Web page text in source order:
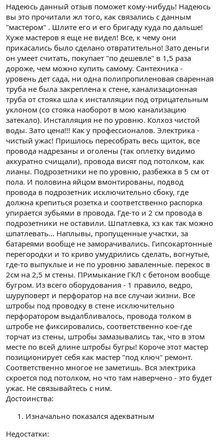
а
Надеюсь данный отзыв поможет кому-нибудь! Надеюсь
вы это прочитали жл того, как связались с данным
"мастером" . Шлите его и его бригаду куда по дальше!
Хуже мастеров я еще не видел! Все, к чему они
прикасались было сделано отвратительно! Зато деньги
он умеет считать, покупает "по дешевле" в 1,5 раза
дороже, чем можно купить самому. Сантехника -
уровень дет сада, ни одна полипропиленовая сваренная
труба не была закреплена к стене, канализационная
труба от стояка шла к инсталляции под отрицательным
уклоном (со стояка наоборот в мою канализацию
затекало). Инсталляция не по уровню. Колхоз чистой
воды. Зато цена!!! Как у профессионалов. Электрика -
чистый ужас! Пришлось пересобрать весь щиток, все
провода надрезаны и оголены (так оплетку видимо
аккуратно счищали), провода висят под потолком, как
лианы. Подрозетники не по уровню, разбежка в 5 см от
пола. И половина яйцом вмонтированы, подвод
провода в подрозетник исключительно сбоку, где
должна крепиться розетка и соответственно распорка
упирается зубьями в провода. Где-то и 2 см провода в
подрозетники не оставили. Шпатлевка, хз как так можно
шпатлевать... Наплывы, пропущенные участки, за
батареями вообще не заморачивались. Гипсокартонные
перегородки и то криво умудрились сделать, вогнутые,
где-то выпуклые и не по уровню заваленные. перекос в
2см на 2,5 м стены. ПРимыкание ГКЛ с бетоном вообще
бугром. Из всего оборудования - 1 правило, ведро,
шуруповерт и перфоратор на все случаи жизни. Все
штробы под проводку в стене исключительно
перфоратором выдалбливалось, провода толком в
штробе не фиксировались, соответственно кое-где
торчат из стены, штробы замазывались так, что в этом
месте по всей длине штробы бугры! Короче этот мастер
позиционирует себя как мастер "под ключ" ремонт.
Соответственно многое не заметишь. Вся электрика
скроется под потолком, но что там наверчено - это будет
ужас. Не связывайтесь с ним.
Достоинства:
Изначально показался адекватным
Недостатки: